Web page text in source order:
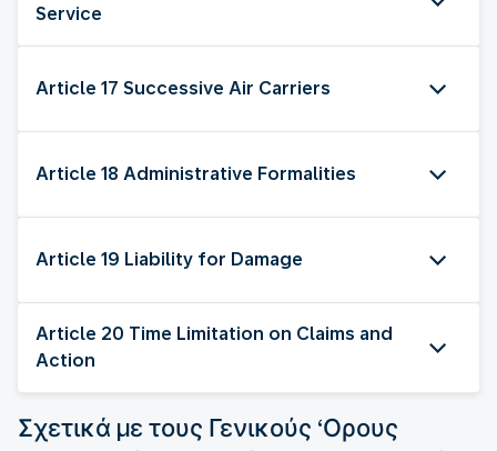
Service
Article 17 Successive Air Carriers
Article 18 Administrative Formalities
Article 19 Liability for Damage
Article 20 Time Limitation on Claims and
Action
Σχετικά με τους Γενικούς ‘Ορους